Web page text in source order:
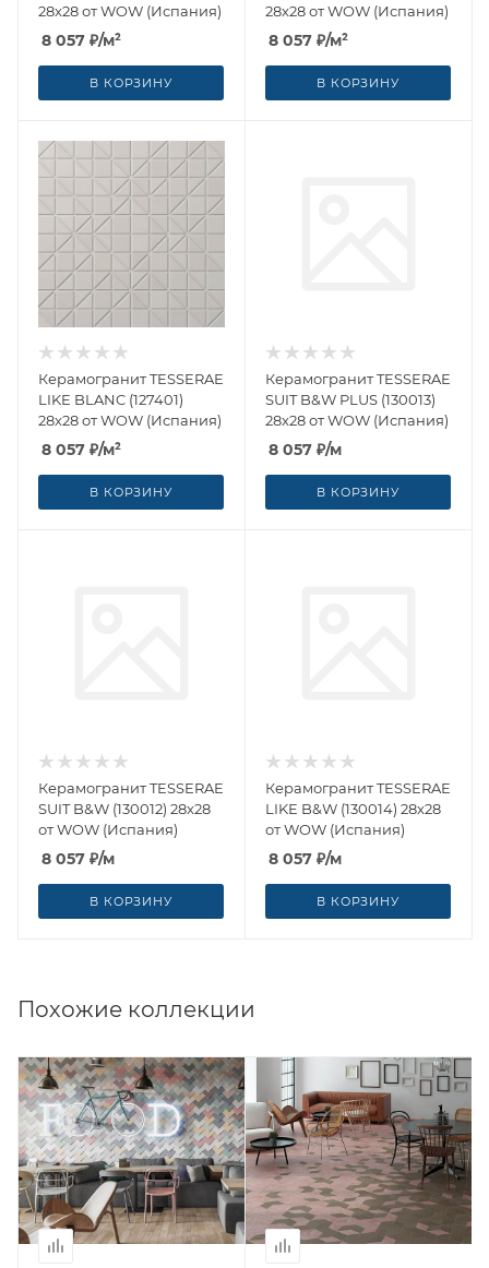
28x28 от WOW (Испания)
8 057 ₽/м²
В КОРЗИНУ
28x28 от WOW (Испания)
8 057 ₽/м²
В КОРЗИНУ
Керамогранит TESSERAE
LIKE BLANC (127401)
28x28 от WOW (Испания)
8 057 ₽/м²
В КОРЗИНУ
Керамогранит TESSERAE
SUIT B&W PLUS (130013)
28x28 от WOW (Испания)
8 057 ₽/м
В КОРЗИНУ
Керамогранит TESSERAE
SUIT B&W (130012) 28x28
от WOW (Испания)
8 057 ₽/м
В КОРЗИНУ
Керамогранит TESSERAE
LIKE B&W (130014) 28x28
от WOW (Испания)
8 057 ₽/м
В КОРЗИНУ
Похожие коллекции